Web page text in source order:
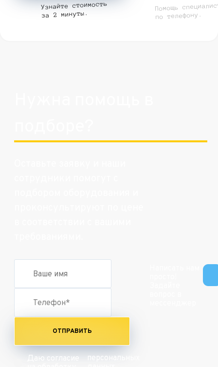
Узнайте стоимость
за 2 минуты.
Помощь
по телефону.
ОТПРАВИТЬ
Даю согласие
персональных